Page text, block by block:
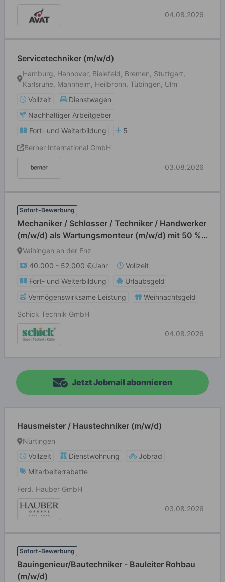
04.08.2026
Servicetechniker (m/w/d)
Hamburg, Hannover, Bielefeld, Bremen, Stuttgart,
Karlsruhe, Mannheim, Heilbronn, Tübingen, Ulm
Vollzeit
Dienstwagen
Nachhaltiger Arbeitgeber
Fort- und Weiterbildung
5
Berner International GmbH
03.08.2026
Sofort-Bewerbung
Mechaniker / Schlosser / Techniker / Handwerker
(m/w/d) als Wartungsmonteur (m/w/d) mit 50 %
Reisebereitschaft
Vaihingen an der Enz
40.000 - 52.000 €/Jahr
Vollzeit
Fort- und Weiterbildung
Urlaubsgeld
Vermögenswirksame Leistung
Weihnachtsgeld
Schick Technik GmbH
04.08.2026
Jetzt Jobmail abonnieren
Hausmeister / Haustechniker (m/w/d)
Nürtingen
Vollzeit
Dienstwohnung
Jobrad
Mitarbeiterrabatte
Ferd. Hauber GmbH
03.08.2026
Sofort-Bewerbung
Bauingenieur/Bautechniker - Bauleiter Rohbau
(m/w/d)